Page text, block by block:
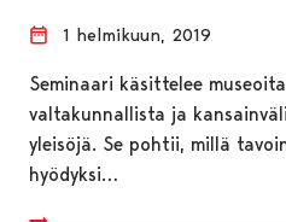
1 helmikuun, 2019
Seminaari käsittelee
valtakunnallista ja
yleisöjä. Se pohtii, millä
hyödyksi…